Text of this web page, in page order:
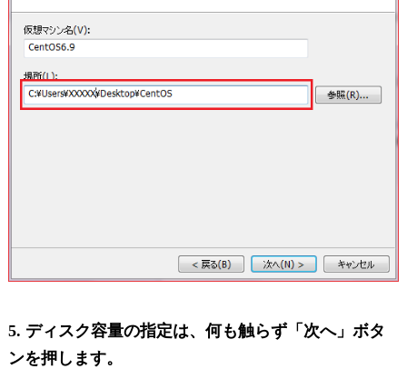
5. ディスク容量の指定は、何も触らず「次へ」ボタ
ンを押します。